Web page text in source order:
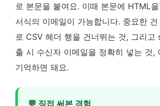
로 본문을 붙여요. 이때 본문에 HTML
서식의 이메일이 가능합니다. 중요한 건
로 CSV 헤더 행을 건너뛰는 것, 그리고
출 시 수신자 이메일을 정확히 넣는 것,
기억하면 돼요.
💬 직접 써본 경험